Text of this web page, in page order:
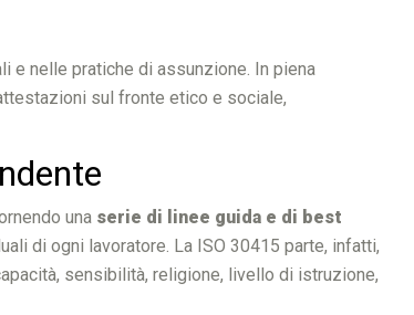
e nelle pratiche di assunzione. In piena
sul fronte etico e sociale,
una serie di linee guida e di best
di ogni lavoratore. La ISO 30415 parte, infatti,
sensibilità, religione, livello di istruzione,